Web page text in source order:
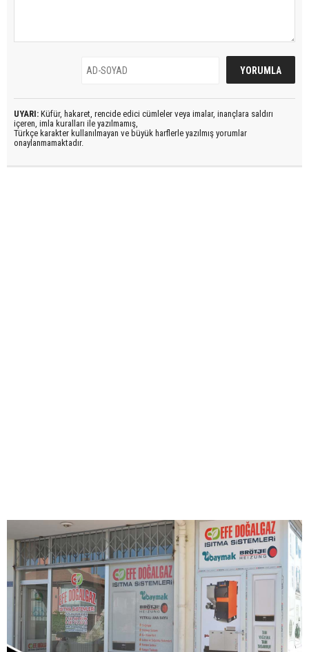
UYARI: Küfür, hakaret, rencide edici cümleler veya imalar, inançlara saldırı
içeren, imla kuralları ile yazılmamış,
Türkçe karakter kullanılmayan ve büyük harflerle yazılmış yorumlar
onaylanmamaktadır.